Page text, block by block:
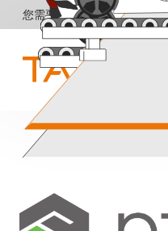
达
您需要帮助吗？请联系我们
TAKTIQ
试点和介绍
集成与运行